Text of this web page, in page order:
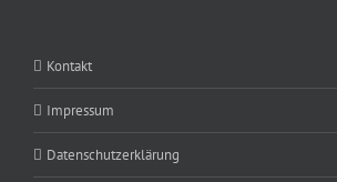
Kontakt
Impressum
Datenschutzerklärung